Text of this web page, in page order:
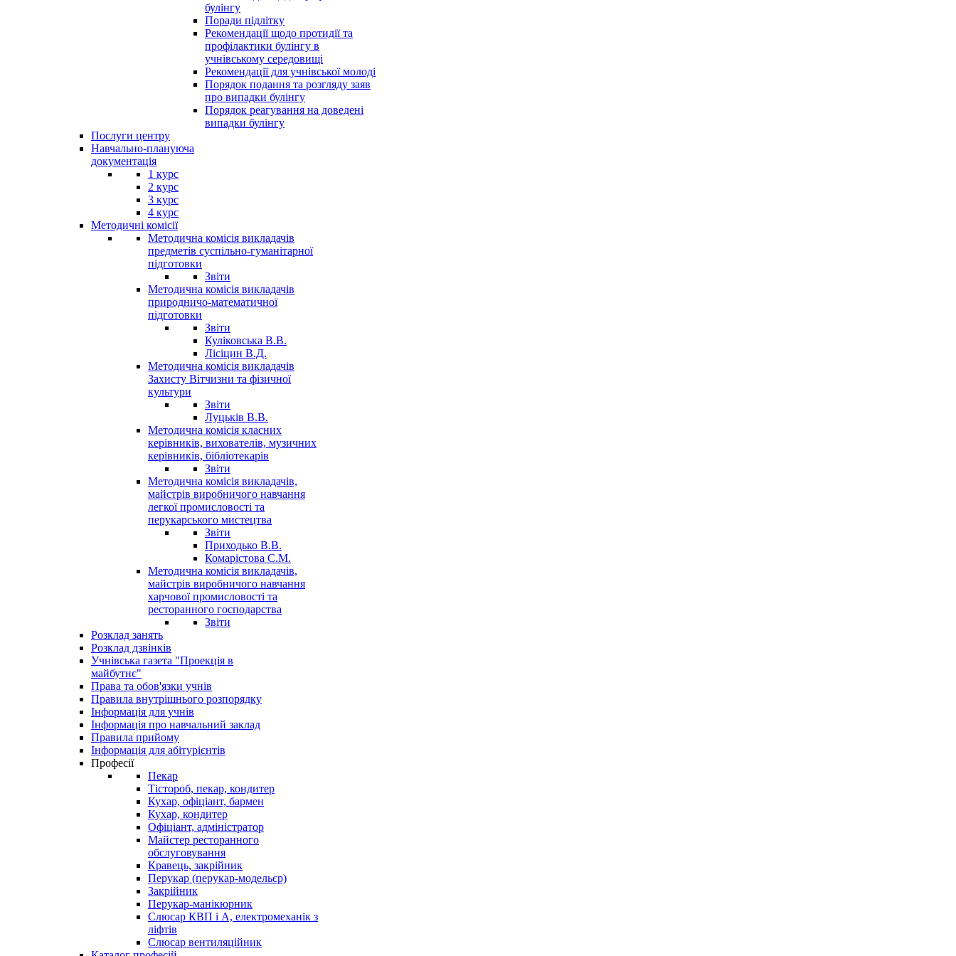
булінгу
Поради підлітку
Рекомендації щодо протидії та
профілактики булінгу в
учнівському середовищі
Рекомендації для учнівської молоді
Порядок подання та розгляду заяв
про випадки булінгу
Порядок реагування на доведені
випадки булінгу
Послуги центру
Навчально-плануюча
документація
1 курс
2 курс
3 курс
4 курс
Методичні комісії
Методична комісія викладачів
предметів суспільно-гуманітарної
підготовки
Звіти
Методична комісія викладачів
природничо-математичної
підготовки
Звіти
Куліковська В.В.
Лісіцин В.Д.
Методична комісія викладачів
Захисту Вітчизни та фізичної
культури
Звіти
Луцьків В.В.
Методична комісія класних
керівників, вихователів, музичних
керівників, бібліотекарів
Звіти
Методична комісія викладачів,
майстрів виробничого навчання
легкої промисловості та
перукарського мистецтва
Звіти
Приходько В.В.
Комарістова С.М.
Методична комісія викладачів,
майстрів виробничого навчання
харчової промисловості та
ресторанного господарства
Звіти
Розклад занять
Розклад дзвінків
Учнівська газета "Проекція в
майбутнє"
Права та обов'язки учнів
Правила внутрішнього розпорядку
Інформація для учнів
Інформація про навчальний заклад
Правила прийому
Інформація для абітурієнтів
Професії
Пекар
Тістороб, пекар, кондитер
Кухар, офіціант, бармен
Кухар, кондитер
Офіціант, адміністратор
Майстер ресторанного
обслуговування
Кравець, закрійник
Перукар (перукар-модельєр)
Закрійник
Перукар-манікюрник
Слюсар КВП і А, електромеханік з
ліфтів
Слюсар вентиляційник